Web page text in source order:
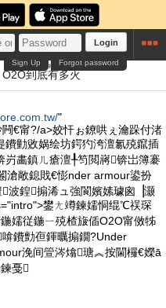
Login
Forgot password
Sign Up
O2O到底
とうてい
有
あり
多
た
火
ひ
"
€甯?/a>姣忓ぉ鐐哄ぇ瀹跺付渚
勭敓娲绘坊鍔犳洿澶氱殑鑹插
畵鎮ㄦ瘡澶╀笉閲嶈锛岀簿褰
滄敞鎴戝€憉nder armour鍙扮
波鍠搧浠ュ強閬嬪嫊璩囪▕灏
鐢ㄤ竴鍊嬬恫绲℃祦琛
嬬従鍦ㄧ殑楂旇偛O2O甯傚牬
鐨勯亱鍕曞搧鐗?Under
浼间箮涔熻瑭︽按閫欏€嬫ā
戞